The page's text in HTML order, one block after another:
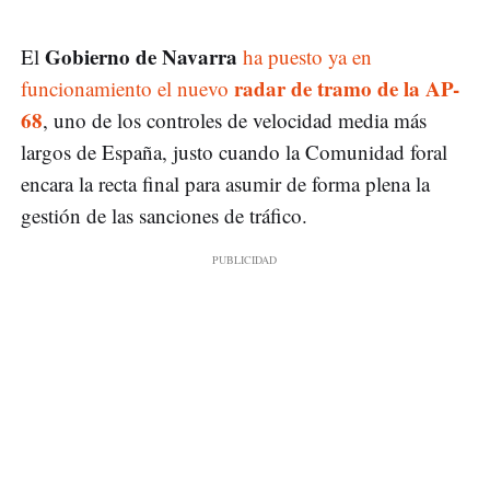
El Gobierno de Navarra ha puesto ya en
funcionamiento el nuevo radar de tramo de la AP-
68, uno de los controles de velocidad media más
largos de España, justo cuando la Comunidad foral
encara la recta final para asumir de forma plena la
gestión de las sanciones de tráfico.